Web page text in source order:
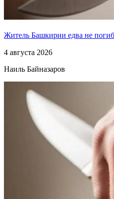
Житель Башкирии едва не
4 августа 2026
Наиль Байназаров